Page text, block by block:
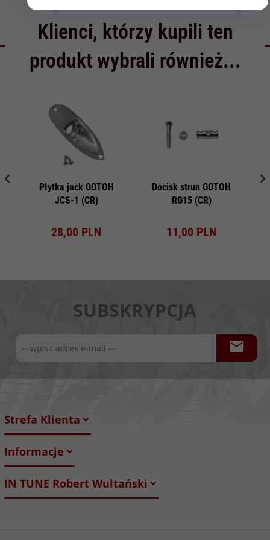
Klienci, którzy kupili ten
produkt wybrali również...
Płytka jack GOTOH
JCS-1 (CR)
28,00 PLN
Docisk strun GOTOH
RG15 (CR)
11,00 PLN
SUBSKRYPCJA
Strefa Klienta
Informacje
IN TUNE Robert Wultański